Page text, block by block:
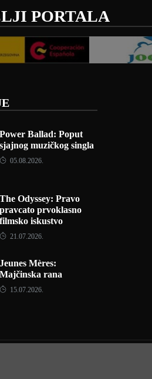
PORTALA
Power Ballad: Poput
sjajnog muzičkog singla
05.08.2026.
The Odyssey: Pravo
pravcato prvoklasno
filmsko iskustvo
21.07.2026.
Jeunes Mères:
Majčinska rana
15.07.2026.